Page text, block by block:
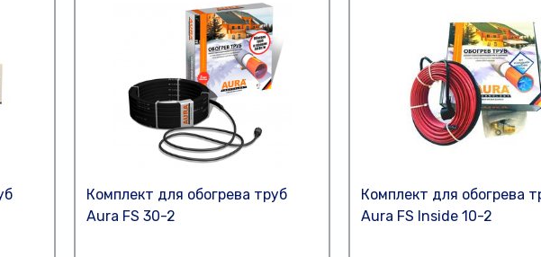
Комплект для обогрева труб
Aura FS 30-2
Комплект для обогрева
Aura FS Inside 10-2